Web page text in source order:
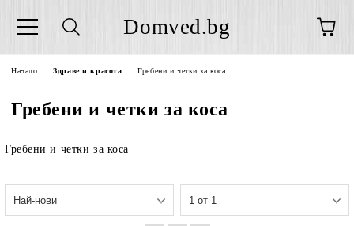
Domved.bg
Начало Здраве и красота Гребени и четки за коса
Гребени и четки за коса
Гребени и четки за коса